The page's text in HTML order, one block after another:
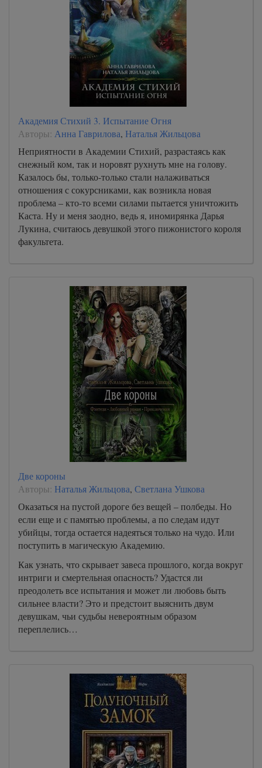
Академия Стихий 3. Испытание Огня
Авторы: Анна Гаврилова, Наталья Жильцова
Неприятности в Академии Стихий, разрастаясь как
снежный ком, так и норовят рухнуть мне на голову.
Казалось бы, только-только стали налаживаться
отношения с сокурсниками, как возникла новая
проблема – кто-то всеми силами пытается уничтожить
Каста. Ну и меня заодно, ведь я, иномирянка Дарья
Лукина, считаюсь девушкой этого пижонистого короля
факультета.
Две короны
Авторы: Наталья Жильцова, Светлана Ушкова
Оказаться на пустой дороге без вещей – полбеды. Но
если еще и с памятью проблемы, а по следам идут
убийцы, тогда остается надеяться только на чудо. Или
поступить в магическую Академию.
Как узнать, что скрывает завеса прошлого, когда вокруг
интриги и смертельная опасность? Удастся ли
преодолеть все испытания и может ли любовь быть
сильнее власти? Это и предстоит выяснить двум
девушкам, чьи судьбы невероятным образом
переплелись…